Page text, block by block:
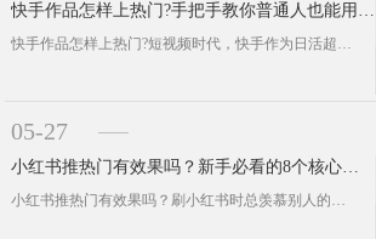
05-27
小红书推热门有效果吗？新手必看的8个核心逻辑
小红书推热门有效果吗？刷小红书时总羡慕别人的爆款笔记?其实平台推送机制就像一场"开卷考试"，掌握底层规律就···